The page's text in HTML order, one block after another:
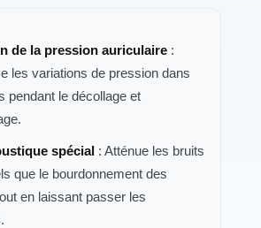
de la pression auriculaire:
les variations de pression dans
pendant le décollage et
spécial: Atténue les bruits
que le bourdonnement des
en laissant passer les